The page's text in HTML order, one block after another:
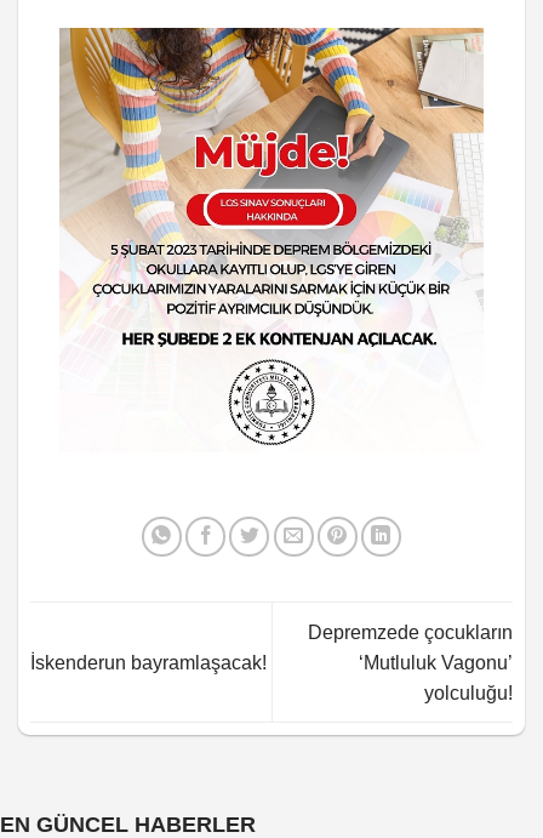
İskenderun bayramlaşacak!
Depremzede çocukların
‘Mutluluk Vagonu’
yolculuğu!
EN GÜNCEL HABERLER